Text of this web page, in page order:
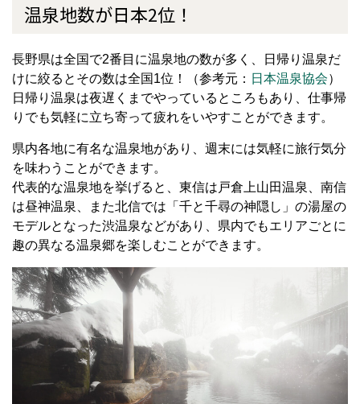
温泉地数が日本2位！
長野県は全国で2番目に温泉地の数が多く、日帰り温泉だ
けに絞るとその数は全国1位！（参考元： 日本温泉協会）
日帰り温泉は夜遅くまでやっているところもあり、仕事帰
りでも気軽に立ち寄って疲れをいやすことができます。
県内各地に有名な温泉地があり、週末には気軽に旅行気分
を味わうことができます。
代表的な温泉地を挙げると、東信は戸倉上山田温泉、南信
は昼神温泉、また北信では「千と千尋の神隠し」の湯屋の
モデルとなった渋温泉などがあり、県内でもエリアごとに
趣の異なる温泉郷を楽しむことができます。